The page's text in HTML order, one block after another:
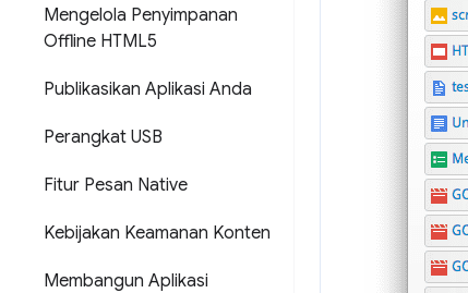
Mengelola Penyimpanan
Offline HTML5
Publikasikan Aplikasi Anda
Perangkat USB
Fitur Pesan Native
Kebijakan Keamanan Konten
Membangun Aplikasi